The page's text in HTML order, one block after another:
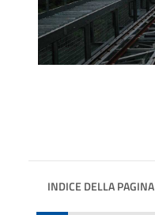
INDICE DELLA PAGINA